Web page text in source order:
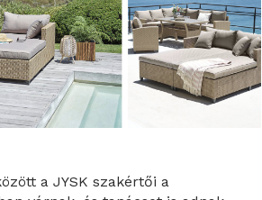
a JYSK szakértői a